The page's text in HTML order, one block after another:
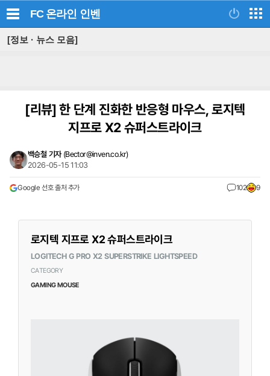
FC 온라인 인벤
[정보 · 뉴스 모음]
[리뷰]한 단계 진화한 반응형 마우스, 로지텍
지프로 X2 슈퍼스트라이크
백승철 기자 (Bector@inven.co.kr)
2026-05-15 11:03
Google 선호 출처 추가 102 9
로지텍 지프로 X2 슈퍼스트라이크
LOGITECH G PRO X2 SUPERSTRIKE LIGHTSPEED
CATEGORY
GAMING MOUSE